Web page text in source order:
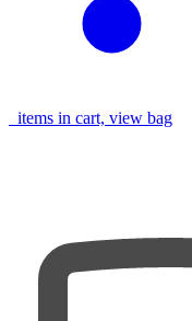
items in cart, view bag